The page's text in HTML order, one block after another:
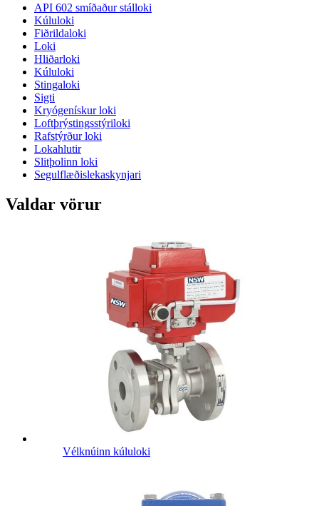
API 602 smíðaður stálloki
Kúluloki
Fiðrildaloki
Loki
Hliðarloki
Kúluloki
Stingaloki
Sigti
Kryógenískur loki
Loftþrýstingsstýriloki
Rafstýrður loki
Lokahlutir
Slitþolinn loki
Segulflæðislekaskynjari
Valdar vörur
Vélknúinn kúluloki